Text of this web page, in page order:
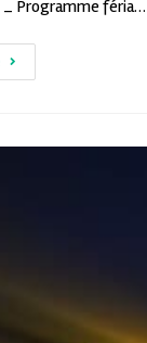
_ Programme féria…